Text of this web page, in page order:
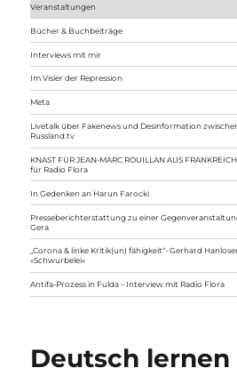
Veranstaltungen
Bücher & Buchbeiträge
Interviews mit mir
Im Visier der Repression
Meta
Livetalk über Fakenews und Desinformation
Russland.tv
KNAST FÜR JEAN-MARC ROUILLAN AUS
für Radio Flora
In Gedenken an Harun Farocki
Presseberichterstattung zu einer
Gera
„Corona & linke Kritik(un) fähigkeit“- Gerhard
»Schwurbelei«
Antifa-Prozess in Fulda – Interview mit Radio Flora
Deutsch